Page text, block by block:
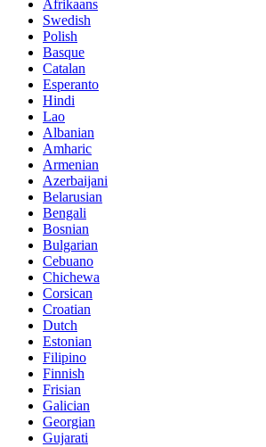
Afrikaans
Swedish
Polish
Basque
Catalan
Esperanto
Hindi
Lao
Albanian
Amharic
Armenian
Azerbaijani
Belarusian
Bengali
Bosnian
Bulgarian
Cebuano
Chichewa
Corsican
Croatian
Dutch
Estonian
Filipino
Finnish
Frisian
Galician
Georgian
Gujarati